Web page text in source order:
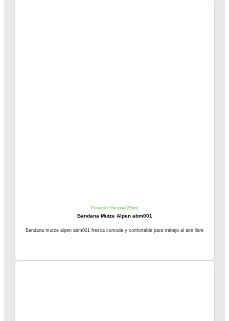
Proteccion Personal (Epps)
Bandana Mutze Alpen abm001
Bandana mutze alpen abm001 fresca comoda y confortable para trabajo al aire libre